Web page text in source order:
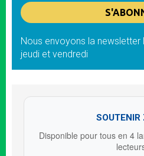
Nous envoyons la newsletter
jeudi et vendredi
SOUTENIR
Disponible pour tous en 4